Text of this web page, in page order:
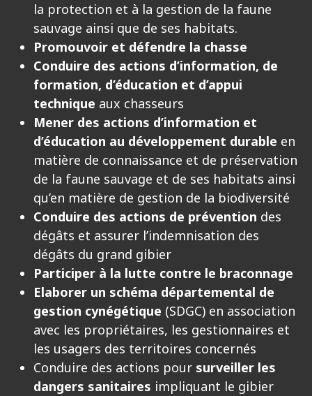
la protection et à la gestion de la faune
sauvage ainsi que de ses habitats.
Promouvoir et défendre la chasse
Conduire des actions d’information, de
formation, d’éducation et d’appui
technique aux chasseurs
Mener des actions d’information et
d’éducation au développement durable en
matière de connaissance et de préservation
de la faune sauvage et de ses habitats ainsi
qu’en matière de gestion de la biodiversité
Conduire des actions de prévention des
dégâts et assurer l’indemnisation des
dégâts du grand gibier
Participer à la lutte contre le braconnage
Elaborer un schéma départemental de
gestion cynégétique (SDGC) en association
avec les propriétaires, les gestionnaires et
les usagers des territoires concernés
Conduire des actions pour surveiller les
dangers sanitaires impliquant le gibier